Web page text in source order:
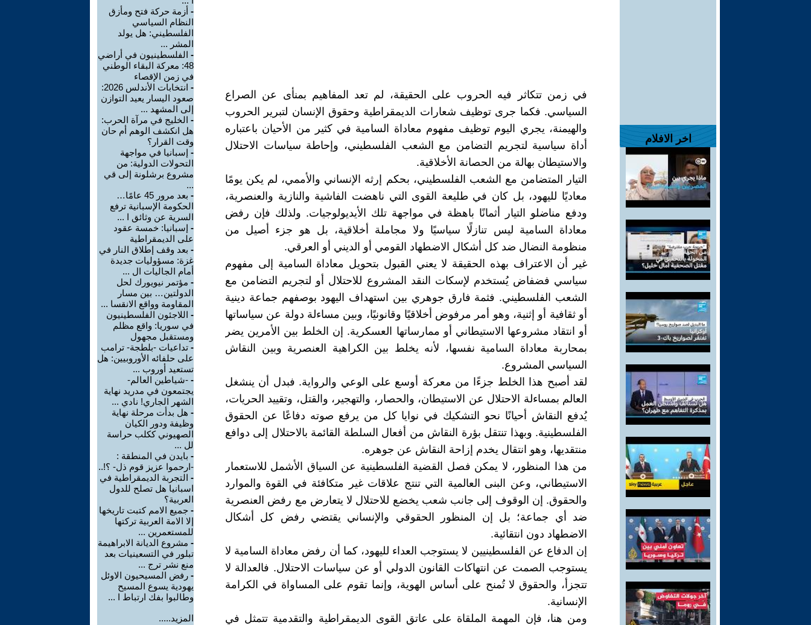
اخر الافلام
في زمن تتكاثر فيه الحروب على الحقيقة، لم تعد المفاهيم بمنأى عن الصراع
السياسي. ‏فكما جرى توظيف شعارات الديمقراطية وحقوق الإنسان لتبرير الحروب
والهيمنة، ‏يجري اليوم توظيف مفهوم معاداة السامية في كثير من الأحيان باعتباره
أداة سياسية ‏لتجريم التضامن مع الشعب الفلسطيني، وإحاطة سياسات الاحتلال
والاستيطان بهالة من ‏الحصانة الأخلاقية‎.‎
التيار المتضامن مع الشعب الفلسطيني، بحكم إرثه الإنساني والأممي، لم يكن يومًا
معاديًا ‏لليهود، بل كان في طليعة القوى التي ناهضت الفاشية والنازية والعنصرية،
ودفع ‏مناضلو التيار أثمانًا باهظة في مواجهة تلك الأيديولوجيات. ولذلك فإن رفض
معاداة ‏السامية ليس تنازلًا سياسيًا ولا مجاملة أخلاقية، بل هو جزء أصيل من
منظومة النضال ‏ضد كل أشكال الاضطهاد القومي أو الديني أو العرقي‎.‎
غير أن الاعتراف بهذه الحقيقة لا يعني القبول بتحويل معاداة السامية إلى مفهوم
سياسي ‏فضفاض يُستخدم لإسكات النقد المشروع للاحتلال أو لتجريم التضامن مع
الشعب ‏الفلسطيني. فثمة فارق جوهري بين استهداف اليهود بوصفهم جماعة دينية
أو ثقافية أو ‏إثنية، وهو أمر مرفوض أخلاقيًا وقانونيًا، وبين مساءلة دولة عن سياساتها
أو انتقاد ‏مشروعها الاستيطاني أو ممارساتها العسكرية. إن الخلط بين الأمرين يضر
بمحاربة ‏معاداة السامية نفسها، لأنه يخلط بين الكراهية العنصرية وبين النقاش
السياسي ‏المشروع‎.‎
لقد أصبح هذا الخلط جزءًا من معركة أوسع على الوعي والرواية. فبدل أن ينشغل
العالم ‏بمساءلة الاحتلال عن الاستيطان، والحصار، والتهجير، والقتل، وتقييد الحريات،
يُدفع ‏النقاش أحيانًا نحو التشكيك في نوايا كل من يرفع صوته دفاعًا عن الحقوق
الفلسطينية. ‏وبهذا تنتقل بؤرة النقاش من أفعال السلطة القائمة بالاحتلال إلى دوافع
منتقديها، وهو ‏انتقال يخدم إزاحة النقاش عن جوهره‎.‎
من هذا المنظور، لا يمكن فصل القضية الفلسطينية عن السياق الأشمل للاستعمار
‏الاستيطاني، وعن البنى العالمية التي تنتج علاقات غير متكافئة في القوة والموارد
‏والحقوق. إن الوقوف إلى جانب شعب يخضع للاحتلال لا يتعارض مع رفض ‏العنصرية
ضد أي جماعة؛ بل إن المنظور الحقوقي والإنساني يقتضي رفض كل أشكال
‏الاضطهاد دون انتقائية‎.‎
إن الدفاع عن الفلسطينيين لا يستوجب العداء لليهود، كما أن رفض معاداة السامية لا
‏يستوجب الصمت عن انتهاكات القانون الدولي أو عن سياسات الاحتلال. فالعدالة لا
‏تتجزأ، والحقوق لا تُمنح على أساس الهوية، وإنما تقوم على المساواة في الكرامة
‏الإنسانية‎.‎
ومن هنا، فإن المهمة الملقاة على عاتق القوى الديمقراطية والتقدمية تتمثل في
- أزمة حركة فتح ومأزق
النظام السياسي
الفلسطيني: هل يولد
‏المشر ...
- الفلسطينيون في أراضي
48: معركة البقاء الوطني
في ‏زمن الإقصاء
-
انتخابات الأندلس 2026:
صعود اليسار يعيد التوازن
‏إلى المشهد ...
- الخليج في مرآة الحرب:
هل انكشف الوهم أم حان
وقت القرار؟
- إسبانيا في مواجهة
التحولات الدولية: من
مشروع ‏برشلونة إلى قي
...
-
بعد مرور 45 عامًا…
الحكومة الإسبانية ترفع
السرية عن ‏وثائق ا ...
- إسبانيا: خمسة عقود
على الديمقراطية ‏
- بعد وقف إطلاق النار في
غزة: مسؤوليات جديدة
‏أمام الجاليات ال ...
- مؤتمر نيويورك لحل
الدولتين… بين مسار
المقاومة ‏وواقع الانقسا ...
- اللاجئون الفلسطينيون
في سوريا: واقع مظلم
‏ومستقبل مجهول
- تداعيات -بلطجة- ترامب
على حلفائه الأوروبيين: هل
تستعيد أوروب ...
- ‏-شياطين العالم-
يجتمعون في مدريد نهاية
الشهر الجاري!‏ نادي ...
- هل بدأت مرحلة نهاية
وظيفة ودور الكيان
الصهيوني ككلب حراسة
لل ...
- بايدن في المنطقة :
-ارحموا عزيز قوم ذل- ؟!..
- التجربة الديمقراطية في
اسبانيا هل تصلح للدول
العربية؟
- جميع الامم كتبت تاريخها
إلا الامة العربية تركتها
للمستعمرين ...
- مشروع الديانة الابراهيمة
تبلور في التسعينيات بعد
منع نشر ترج ...
- رفض المسيحيون الاوئل
يهودية يسوع المسيح
وطالبوا بفك ارتباط ا ...
المزيد.....